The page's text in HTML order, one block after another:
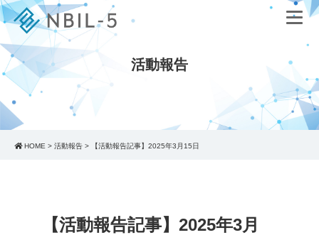
活動報告
HOME > 活動報告 > 【活動報告記事】2025年3月15日
【活動報告記事】2025年3月